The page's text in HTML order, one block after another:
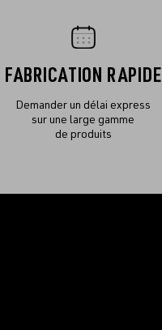
FABRICATION RAPIDE
Demander un délai express
sur une large gamme
de produits